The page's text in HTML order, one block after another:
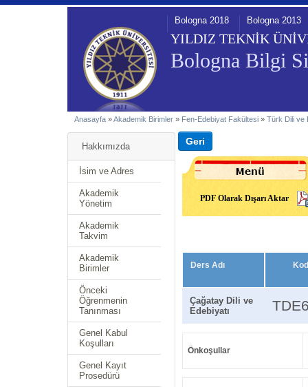
YILDIZ TEKNİK
Bologna Bilgi
Bologna 2018 Bologna 2013
Anasayfa »Akademik Birimler » Fen-Edebiyat Fakültesi » Türk Dili ve
Hakkımızda
İsim ve Adres
Akademik
Yönetim
Akademik
Takvim
Akademik
Birimler
Önceki
Öğrenmenin
Tanınması
Genel Kabul
Koşulları
Genel Kayıt
Prosedürü
PDF Olarak Dışarı Aktar
Ders Adı
Çağatay Dili ve
Edebiyatı
Önkoşullar